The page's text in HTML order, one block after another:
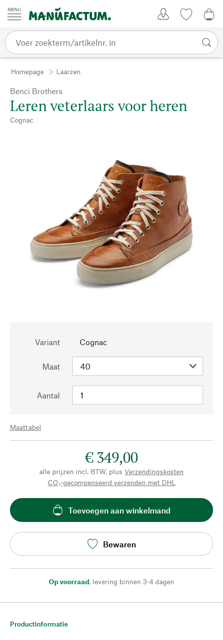
Passer au contenu
Homepage Laarzen
Benci Brothers
Leren veterlaars voor heren
Cognac
Variant Cognac
Maat
Aantal
Maattabel
€ 349,00
alle prijzen incl. BTW, plus Verzendingskosten
CO₂-gecompenseerd verzenden met DHL
Toevoegen aan winkelmand
Bewaren
Op voorraad, levering binnen 3-4 dagen
Productinformatie